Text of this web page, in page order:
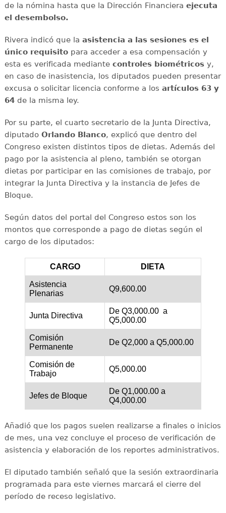
de la nómina hasta que la Dirección Financiera ejecuta
el desembolso.
Rivera indicó que la asistencia a las sesiones es el
único requisitopara acceder a esa compensación y
esta es verificada mediante controles biométricosy,
en caso de inasistencia, los diputados pueden presentar
excusa o solicitar licencia conforme a los artículos 63 y
64de la misma ley.
Por su parte, el cuarto secretario de la Junta Directiva,
diputado Orlando Blanco, explicó que dentro del
Congreso existen distintos tipos de dietas. Además del
pago por la asistencia al pleno, también se otorgan
dietas por participar en las comisiones de trabajo, por
integrar la Junta Directiva y la instancia de Jefes de
Bloque.
Según datos del portal del Congreso estos son los
montos que corresponde a pago de dietas según el
cargo de los diputados:
CARGO DIETA
Asistencia
Plenarias
Q9,600.00
Junta Directiva
De Q3,000.00 a
Q5,000.00
Comisión
Permanente
De Q2,000 a Q5,000.00
Comisión de
Trabajo
Q5,000.00
Jefes de Bloque
De Q1,000.00 a
Q4,000.00
Añadió que los pagos suelen realizarse a finales o inicios
de mes, una vez concluye el proceso de verificación de
asistencia y elaboración de los reportes administrativos.
El diputado también señaló que la sesión extraordinaria
programada para este viernes marcará el cierre del
período de receso legislativo.